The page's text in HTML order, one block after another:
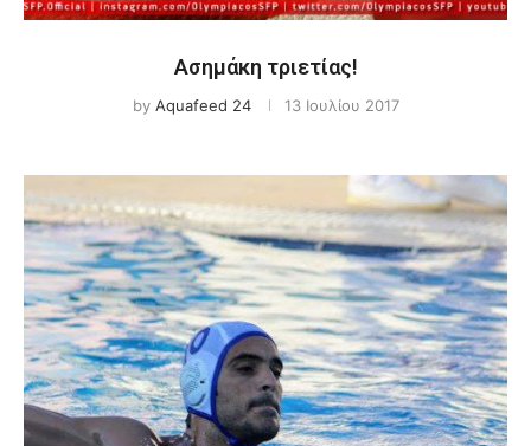
Ασημάκη τριετίας!
by Aquafeed 24 13 Ιουλίου 2017